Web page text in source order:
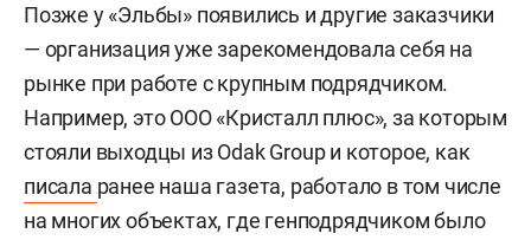
Эрйылмаза
было зарегистрировано четыре
компании с таким названием. Но первая фирма,
которую он открыл, называлась «Эригит» — она
зарегистрирована в 2001 году и
просуществовала 6 лет. Данных о выручке и
контрактах компании нет.
Позже у «Эльбы» появились и другие заказчики
— организация уже зарекомендовала себя на
рынке при работе с крупным подрядчиком.
Например, это ООО «Кристалл плюс», за которым
стояли выходцы из Odak Group и которое, как
писала ранее наша газета, работало в том числе
на многих объектах, где генподрядчиком было